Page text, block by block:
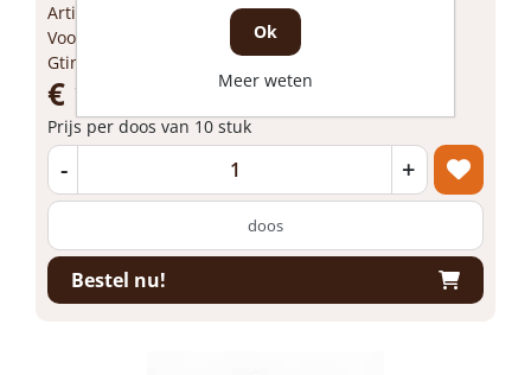
Artikelnummer: GB00103
Voorraad: Niet op voorraad
Gtin: 8714318056247
€ 123,18 incl. BTW
Prijs per doos van 10 stuk
- +
doos
Bestel nu!
Ok
Meer weten